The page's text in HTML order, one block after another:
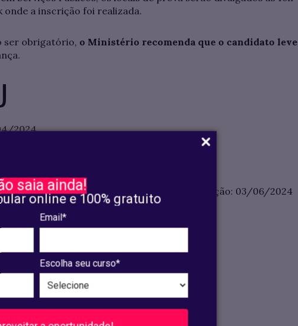
saia ainda!
online e 100% gratuito
Email*
Escolha seu curso*
onde a inscrição foi realizada.
ser obrigatório, o Ministério recomenda que o candidato leve
2024
e preliminares das provas discursivas e redação: 03/06/2024
formação: 05/08/2024